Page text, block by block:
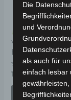
Kostenloser
VB7
Bewertet
mit
0
19,00€ *
IN DEN
Die
und
als auch für
einfach lesbar